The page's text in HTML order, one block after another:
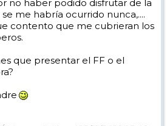
no haber podido disfrutar de la
me habría ocurrido nunca,....
contento que me cubrieran los
que presentar el FF o el